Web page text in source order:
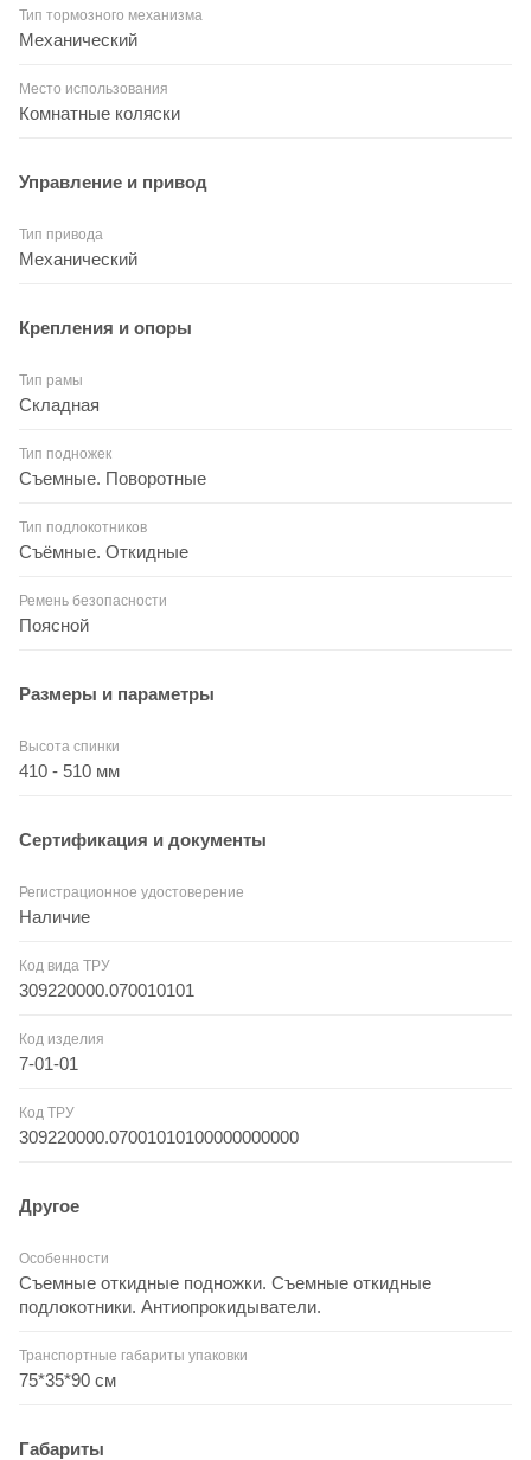
Тип тормозного механизма
Механический
Место использования
Комнатные коляски
Управление и привод
Тип привода
Механический
Крепления и опоры
Тип рамы
Складная
Тип подножек
Съемные. Поворотные
Тип подлокотников
Съёмные. Откидные
Ремень безопасности
Поясной
Размеры и параметры
Высота спинки
410 - 510 мм
Сертификация и документы
Регистрационное удостоверение
Наличие
Код вида ТРУ
309220000.070010101
Код изделия
7-01-01
Код ТРУ
309220000.07001010100000000000
Другое
Особенности
Съемные откидные подножки. Съемные откидные
подлокотники. Антиопрокидыватели.
Транспортные габариты упаковки
75*35*90 см
Габариты